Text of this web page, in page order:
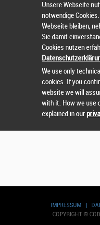
IMPRESSUM|
COPYRIGHT ©
Wählen Sie
Unsere Webseite
notwendige
Webseite bleiben,
Sie damit
Cookies nutzen
We use only
cookies. If you
website we will
with it. How we use
explained in our